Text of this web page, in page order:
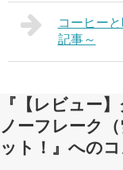
コーヒー
記事～
『【レビュー
ノーフレーク
ット！』への